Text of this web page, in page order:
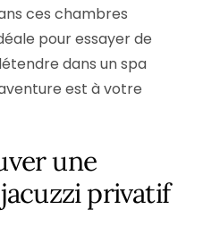
ces chambres
pour essayer de
dans un spa
est à votre
une
privatif